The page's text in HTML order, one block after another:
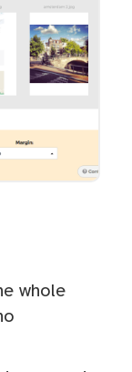
whole